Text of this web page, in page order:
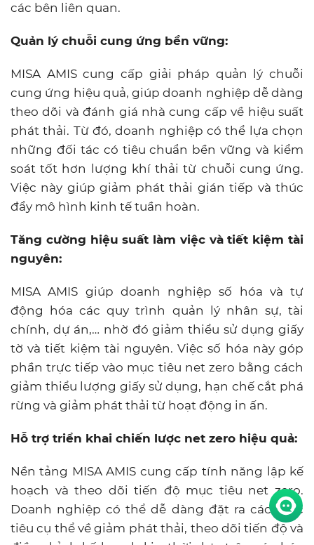
các bên liên quan.
Quản lý chuỗi cung ứng bền vững:
MISA AMIS cung cấp giải pháp quản lý chuỗi
cung ứng hiệu quả, giúp doanh nghiệp dễ dàng
theo dõi và đánh giá nhà cung cấp về hiệu suất
phát thải. Từ đó, doanh nghiệp có thể lựa chọn
những đối tác có tiêu chuẩn bền vững và kiểm
soát tốt hơn lượng khí thải từ chuỗi cung ứng.
Việc này giúp giảm phát thải gián tiếp và thúc
đẩy mô hình kinh tế tuần hoàn.
Tăng cường hiệu suất làm việc và tiết kiệm tài
nguyên:
MISA AMIS giúp doanh nghiệp số hóa và tự
động hóa các quy trình quản lý nhân sự, tài
chính, dự án,… nhờ đó giảm thiểu sử dụng giấy
tờ và tiết kiệm tài nguyên. Việc số hóa này góp
phần trực tiếp vào mục tiêu net zero bằng cách
giảm thiểu lượng giấy sử dụng, hạn chế cắt phá
rừng và giảm phát thải từ hoạt động in ấn.
Hỗ trợ triển khai chiến lược net zero hiệu quả:
Nền tảng MISA AMIS cung cấp tính năng lập kế
hoạch và theo dõi tiến độ mục tiêu net zero.
Doanh nghiệp có thể dễ dàng đặt ra các mục
tiêu cụ thể về giảm phát thải, theo dõi tiến độ và